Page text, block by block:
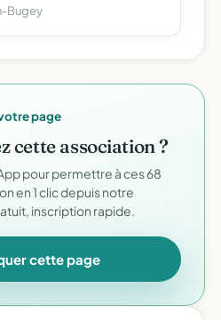
Bugey
page
cette association ?
pour permettre à ces 68
en 1 clic depuis notre
inscription rapide.
cette page